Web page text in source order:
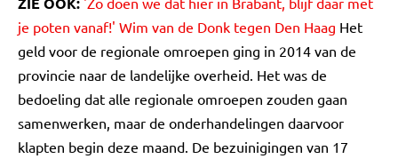
je poten vanaf!' Wim van de Donk tegen Den Haag Het
geld voor de regionale omroepen ging in 2014 van de
provincie naar de landelijke overheid. Het was de
bedoeling dat alle regionale omroepen zouden gaan
samenwerken, maar de onderhandelingen daarvoor
klapten begin deze maand. De bezuinigingen van 17